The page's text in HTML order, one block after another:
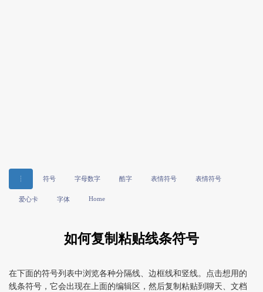
┆ 符号 字母数字 酷字 表情符号 表情符号
爱心卡 字体 Home
如何复制粘贴线条符号
在下面的符号列表中浏览各种分隔线、边框线和竖线。点击想用的
线条符号，它会出现在上面的编辑区，然后复制粘贴到聊天、文档